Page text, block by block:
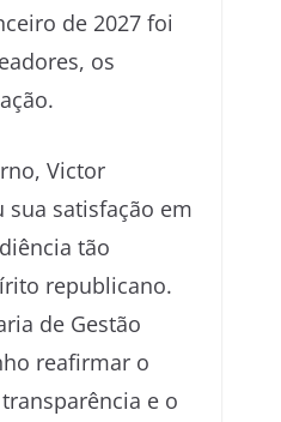
de 2027 foi
os
Victor
sua satisfação em
tão
republicano.
de Gestão
reafirmar o
e o